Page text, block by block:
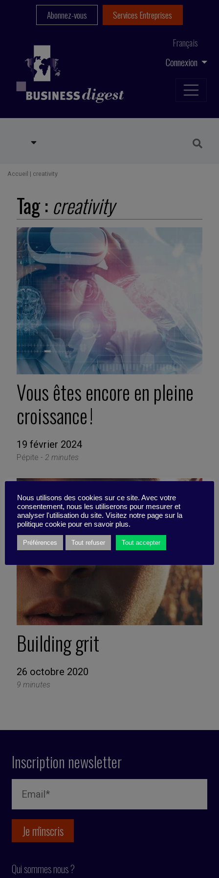
Connexion
Français
Abonnez-vous Services Entreprises
Accueil | creativity
Tag : creativity
Vous êtes encore en pleine
croissance !
19 février 2024
Pépite - 2 minutes
Building grit
26 octobre 2020
9 minutes
Inscription newsletter
Qui sommes nous ?
Nous utilisons des cookies sur ce site. Avec votre
consentement, nous les utiliserons pour mesurer et
analyser l'utilisation du site. Visitez notre page sur la
politique cookie pour en savoir plus.
Préférences Tout refuser Tout accepter